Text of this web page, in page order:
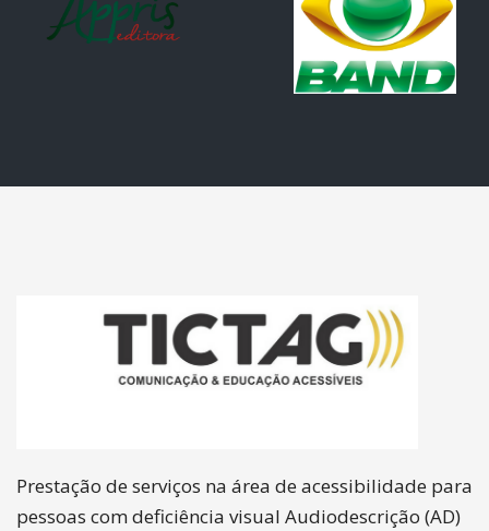
Prestação de serviços na área de acessibilidade para
pessoas com deficiência visual Audiodescrição (AD)